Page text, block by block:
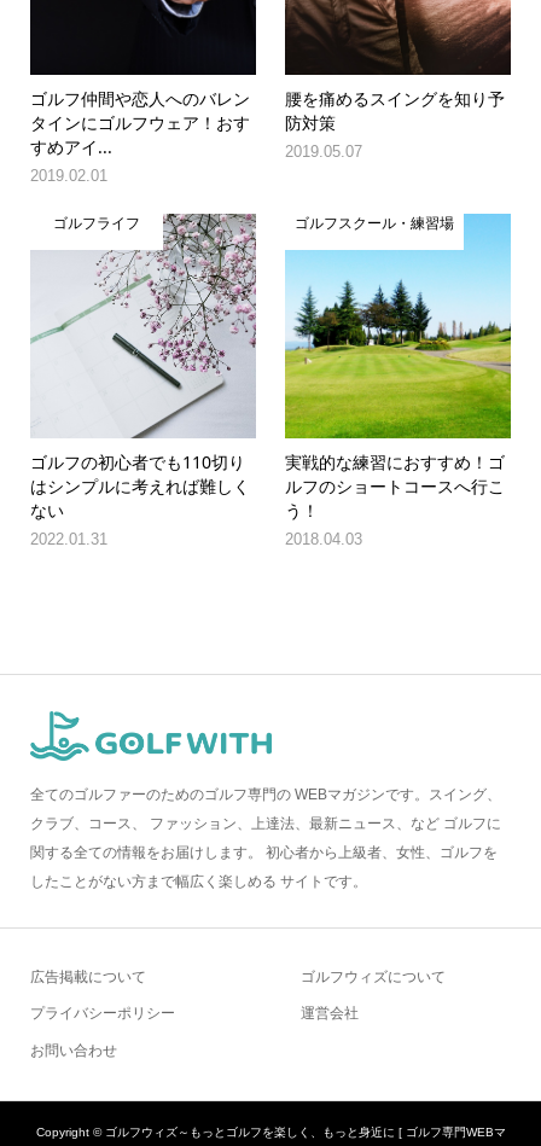
ゴルフ仲間や恋人へのバレン
タインにゴルフウェア！おす
すめアイ...
2019.02.01
腰を痛めるスイングを知り予
防対策
2019.05.07
ゴルフライフ
ゴルフの初心者でも110切り
はシンプルに考えれば難しく
ない
2022.01.31
ゴルフスクール・練習場
実戦的な練習におすすめ！ゴ
ルフのショートコースへ行こ
う！
2018.04.03
全てのゴルファーのためのゴルフ専門の WEBマガジンです。スイング、
クラブ、コース、 ファッション、上達法、最新ニュース、など ゴルフに
関する全ての情報をお届けします。 初心者から上級者、女性、ゴルフを
したことがない方まで幅広く楽しめる サイトです。
広告掲載について
プライバシーポリシー
お問い合わせ
ゴルフウィズについて
運営会社
Copyright ©ゴルフウィズ～もっとゴルフを楽しく、もっと身近に [ ゴルフ専門WEBマ